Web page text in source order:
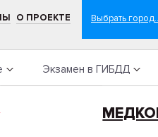
О ПРОЕКТЕ
Экзамен в ГИБДД